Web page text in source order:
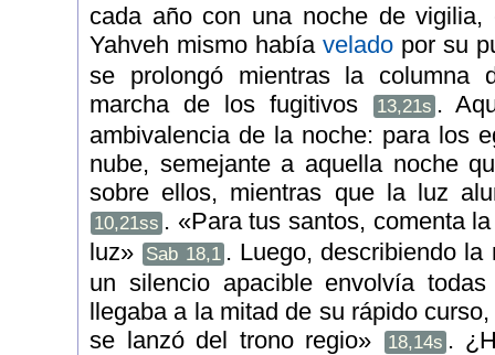
cada año con una noche de
Yahveh mismo había velado por su
se prolongó mientras la columna
marcha de los fugitivos
13,21s .
ambivalencia de la noche: para los
nube, semejante a aquella noche
sobre ellos, mientras que la luz
10,21ss . «Para tus santos, comenta
luz»
Sab 18,1 . Luego, describiendo
un silencio apacible envolvía
llegaba a la mitad de su rápido
se lanzó del trono regio»
18,14s .